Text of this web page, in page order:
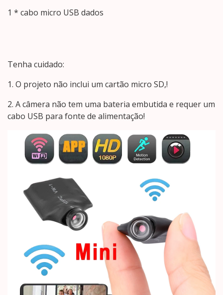
1 * cabo micro USB dados
Tenha cuidado:
1. O projeto não inclui um cartão micro SD,!
2. A câmera não tem uma bateria embutida e requer um
cabo USB para fonte de alimentação!